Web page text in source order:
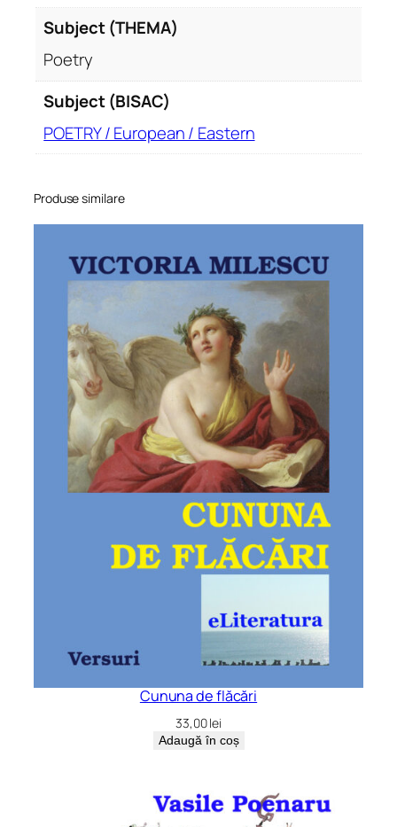
Subject (THEMA)
Poetry
Subject (BISAC)
POETRY / European / Eastern
Produse similare
Cununa de flăcări
33,00lei
Adaugă în coș